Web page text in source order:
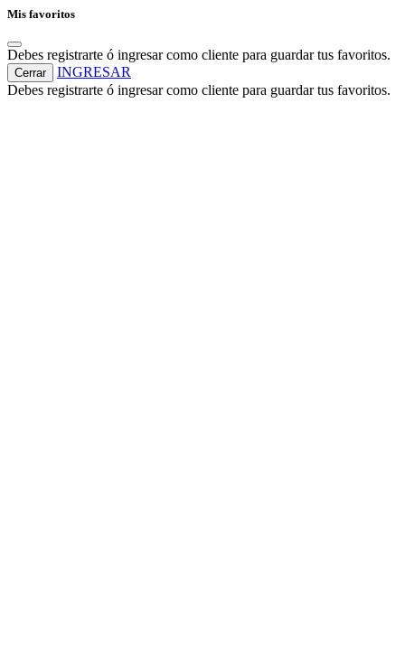
Mis favoritos
Debes registrarte ó ingresar como cliente para guardar tus favoritos.
Cerrar
INGRESAR
Debes registrarte ó ingresar como cliente para guardar tus favoritos.